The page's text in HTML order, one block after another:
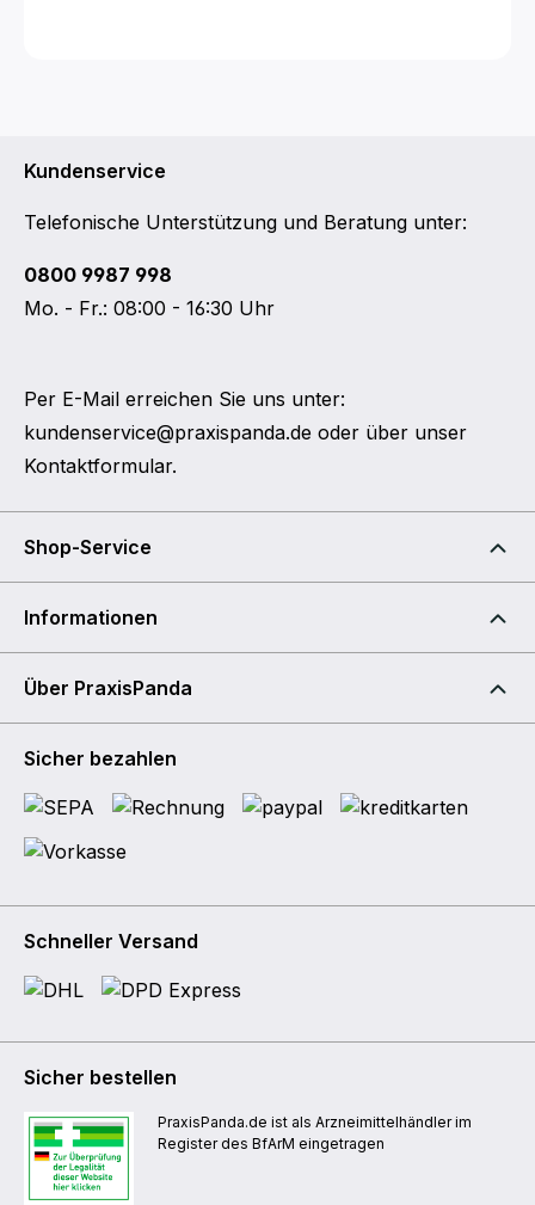
Kundenservice
Telefonische Unterstützung und Beratung unter:
0800 9987 998
Mo. - Fr.: 08:00 - 16:30 Uhr
Per E-Mail erreichen Sie uns unter:
kundenservice@praxispanda.de oder über unser
Kontaktformular.
Shop-Service
Informationen
Über PraxisPanda
Sicher bezahlen
Schneller Versand
Sicher bestellen
PraxisPanda.de ist als Arzneimittelhändler im
Register des BfArM eingetragen